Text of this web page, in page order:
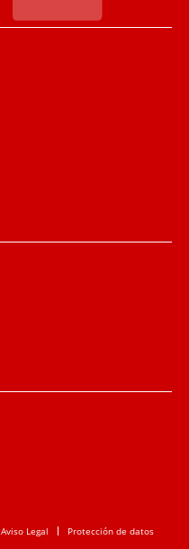
Aviso Legal Protección de datos